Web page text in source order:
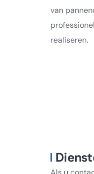
van
realiseren.